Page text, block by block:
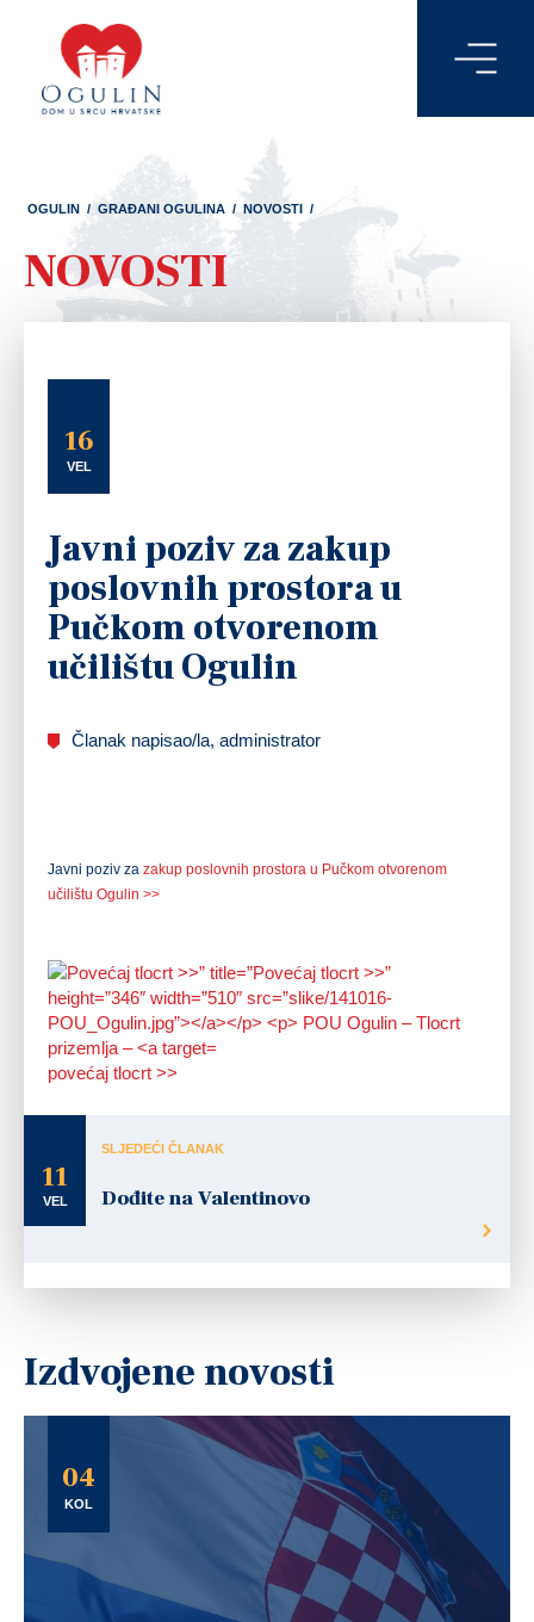
OGULIN / GRAĐANI OGULINA / NOVOSTI /
NOVOSTI
16
VEL
Javni poziv za zakup
poslovnih prostora u
Pučkom otvorenom
učilištu Ogulin
Članak napisao/la, administrator
Javni poziv za zakup poslovnih prostora u Pučkom otvorenom
učilištu Ogulin >>
povećaj tlocrt >>
11
VEL
SLJEDEĆI ČLANAK
Dođite na Valentinovo
Izdvojene novosti
04
KOL